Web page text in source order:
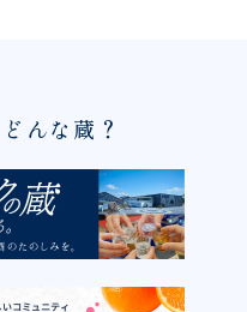
んな蔵？